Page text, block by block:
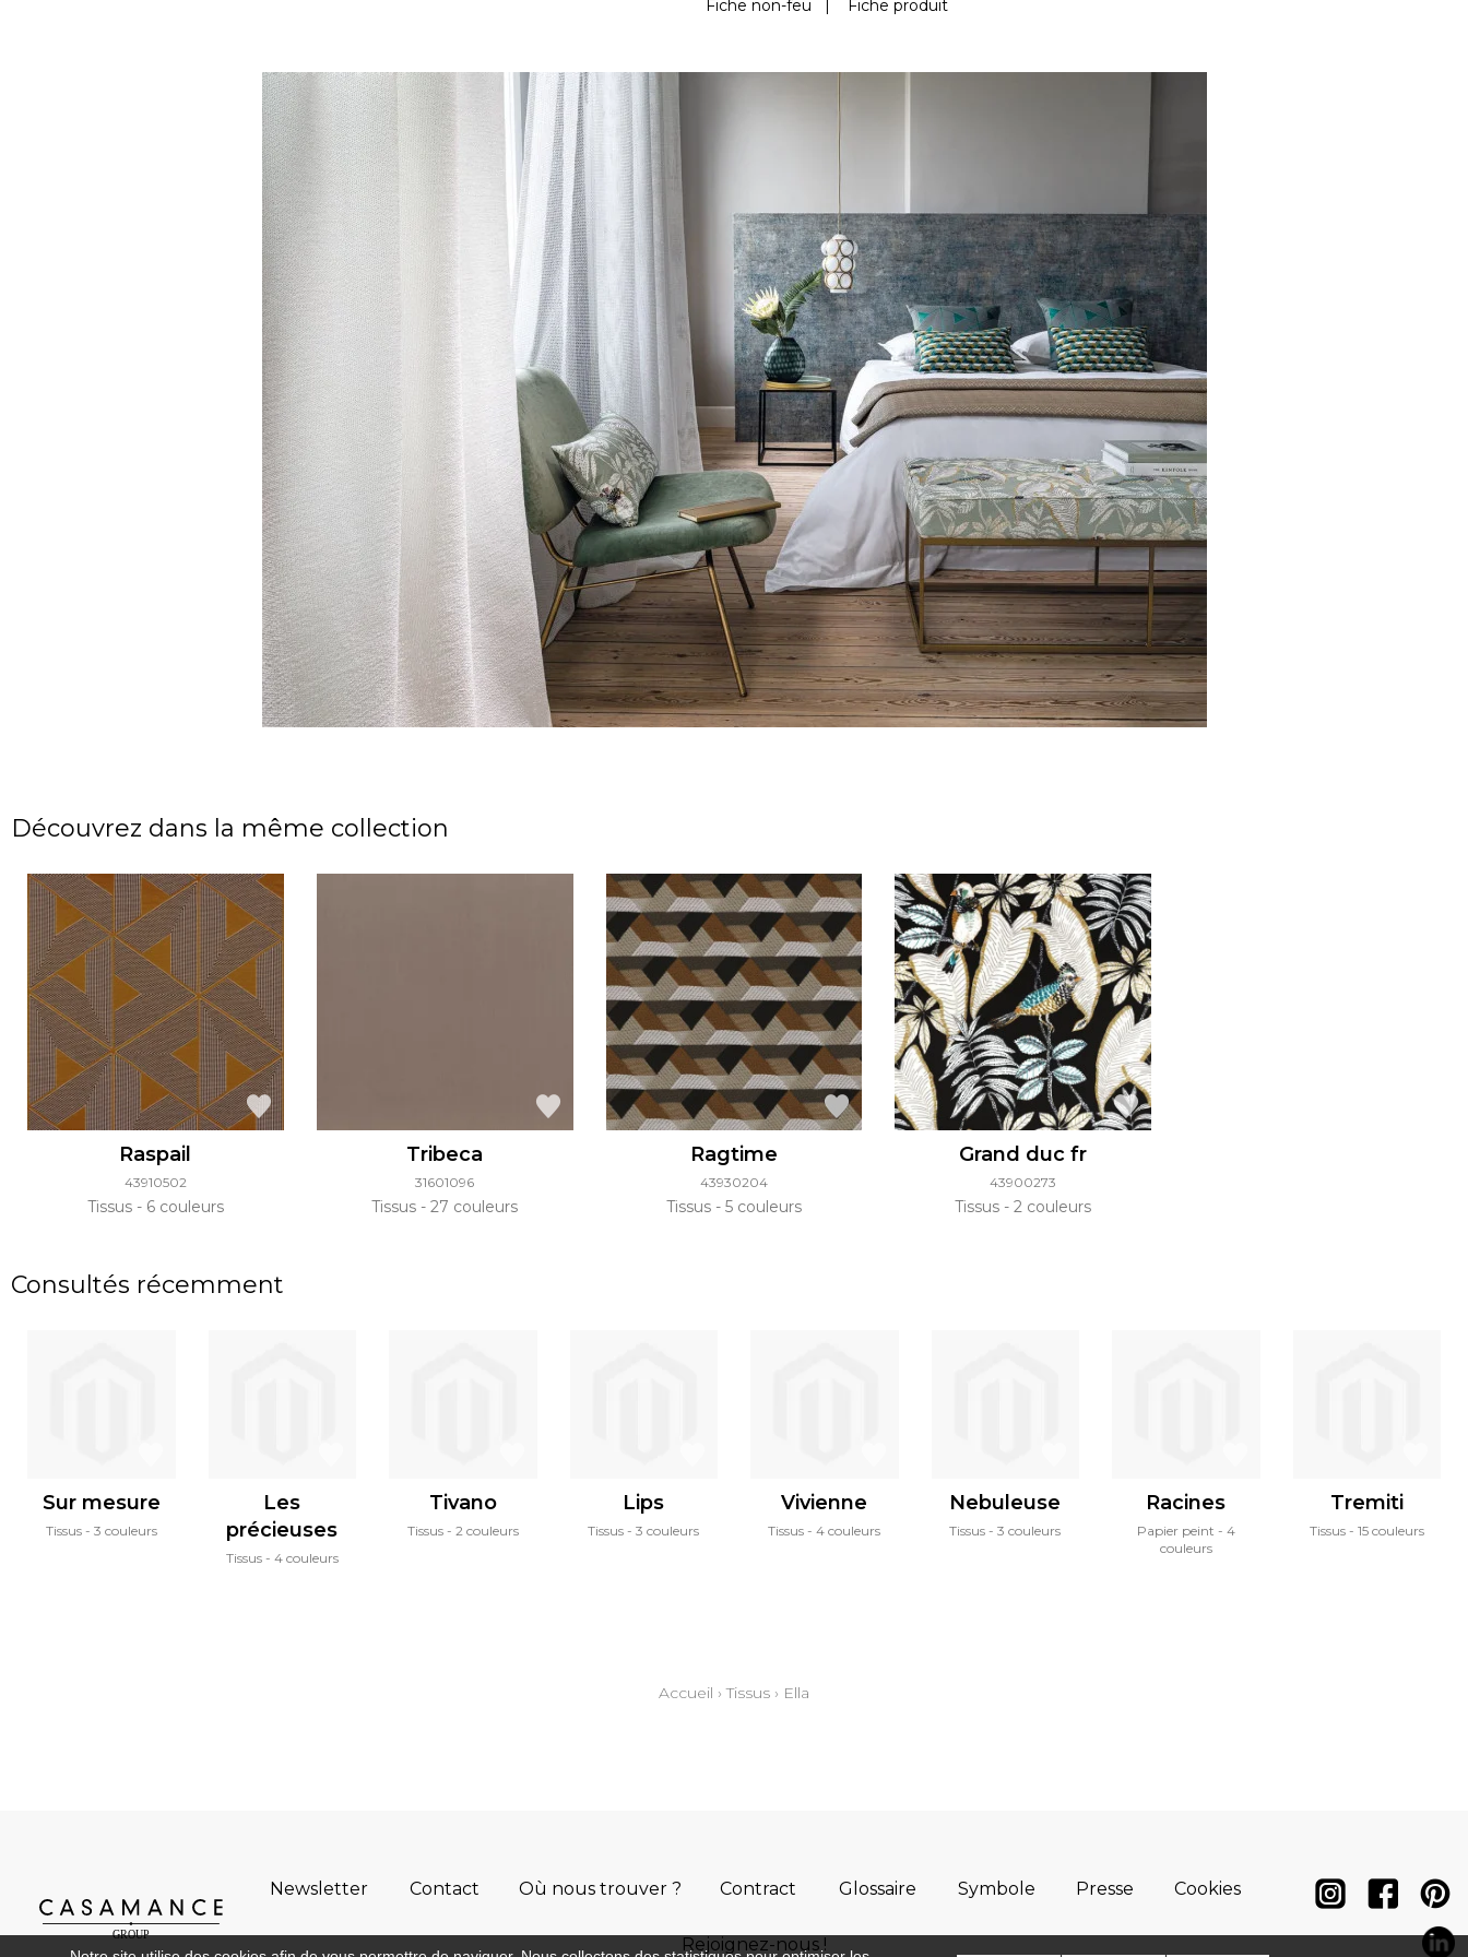
Fiche non-feu Fiche produit
Découvrez dans la même collection
Raspail
43910502
Tissus 6 couleurs
Tribeca
31601096
Tissus 27 couleurs
Ragtime
43930204
Tissus 5 couleurs
Grand duc fr
43900273
Tissus 2 couleurs
Consultés récemment
Sur mesure
Tissus 3 couleurs
Les
précieuses
Tissus 4 couleurs
Tivano
Tissus 2 couleurs
Lips
Tissus 3 couleurs
Vivienne
Tissus 4 couleurs
Nebuleuse
Tissus 3 couleurs
Racines
Papier peint
4
couleurs
Tremiti
Tissus 15 couleurs
Accueil ›Tissus › Ella
Newsletter Contact Où nous trouver ? Contract Glossaire Symbole Presse Cookies
Rejoignez-nous !